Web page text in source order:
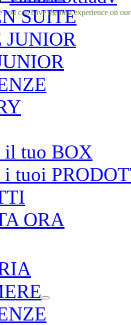
SUITE
JUNIOR
il tuo BOX
i tuoi
ORA
you can have the best experience on